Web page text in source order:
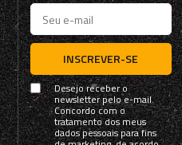
INSCREVER-SE
Desejo receber o
newsletter pelo e-mail.
Concordo com o
tratamento dos meus
dados pessoais para fins